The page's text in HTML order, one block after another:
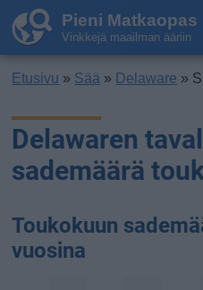
Pieni Matkaopas
Vinkkejä maailman ääriin
Etusivu » Sää » Delaware »
Delawaren
sademäärä
Toukokuun
vuosina